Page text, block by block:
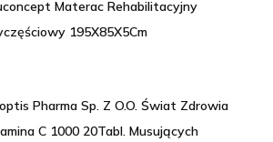
Materac Rehabilitacyjny
195X85X5Cm
Pharma Sp. Z O.O. Świat Zdrowia
C 1000 20Tabl. Musujących